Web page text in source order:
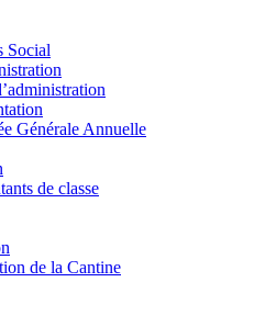
Social
Générale Annuelle
de classe
de la Cantine